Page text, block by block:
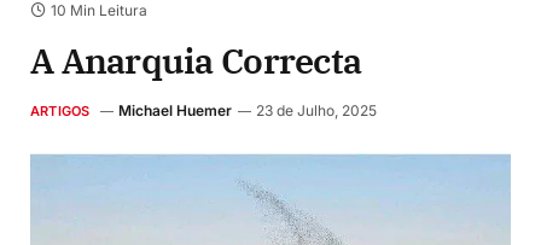
10 Min Leitura
A Anarquia Correcta
ARTIGOS Michael Huemer 23 de Julho, 2025